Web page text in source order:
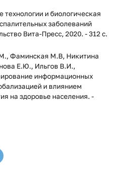
и биологическая
заболеваний
Вита-Пресс, 2020. - 312 с.
Фаминская М.В, Никитина
Е.Ю., Ильгов В.И.,
информационных
и влиянием
на здоровье населения. -